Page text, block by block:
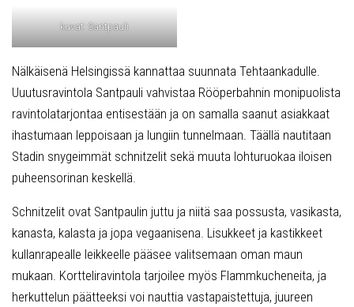
kuvat: Santpauli
Nälkäisenä Helsingissä kannattaa suunnata Tehtaankadulle.
Uuutusravintola Santpauli vahvistaa Rööperbahnin monipuolista
ravintolatarjontaa entisestään ja on samalla saanut asiakkaat
ihastumaan leppoisaan ja lungiin tunnelmaan. Täällä nautitaan
Stadin snygeimmät schnitzelit sekä muuta lohturuokaa iloisen
puheensorinan keskellä.
Schnitzelit ovat Santpaulin juttu ja niitä saa possusta, vasikasta,
kanasta, kalasta ja jopa vegaanisena. Lisukkeet ja kastikkeet
kullanrapealle leikkeelle pääsee valitsemaan oman maun
mukaan. Kortteliravintola tarjoilee myös Flammkucheneita, ja
herkuttelun päätteeksi voi nauttia vastapaistettuja, juureen